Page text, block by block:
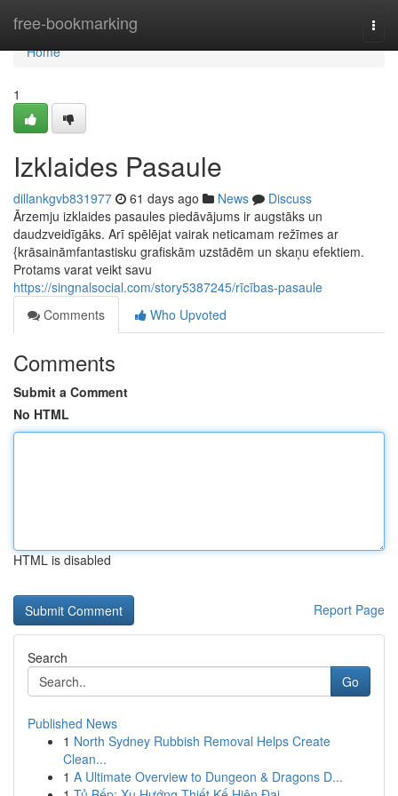
free-bookmarking
Home
Home
1
Izklaides Pasaule
dillankgvb831977 61 days ago News
Discuss
Ārzemju izklaides pasaules piedāvājums ir augstāks un
daudzveidīgāks. Arī spēlējat vairak neticamam režīmes ar
{krāsaināmfantastisku grafiskām uzstādēm un skaņu efektiem.
Protams varat veikt savu
https://singnalsocial.com/story5387245/rīcības-pasaule
Comments
Who Upvoted
Comments
Submit a Comment
No HTML
HTML is disabled
Report Page
Search
Go
Published News
1 North Sydney Rubbish Removal Helps Create
Clean...
1 A Ultimate Overview to Dungeon & Dragons D...